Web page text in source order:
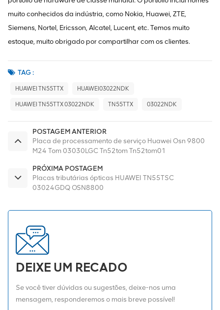
muito conhecidos da indústria, como Nokia, Huawei, ZTE,
Siemens, Nortel, Ericsson, Alcatel, Lucent, etc. Temos muito
estoque, muito obrigado por compartilhar com os clientes.
TAG :
HUAWEI TN55TTX HUAWEI03022NDK
HUAWEI TN55TTX 03022NDK TN55TTX 03022NDK
POSTAGEM ANTERIOR
Placa de processamento de serviço Huawei Osn 9800
M24 Tom 03030LGC Tn52tom Tn52tom01
PRÓXIMA POSTAGEM
Placas tributárias ópticas HUAWEI TN55TSC
03024GDQ OSN8800
DEIXE UM RECADO
Se você tiver dúvidas ou sugestões, deixe-nos uma
mensagem, responderemos o mais breve possível!